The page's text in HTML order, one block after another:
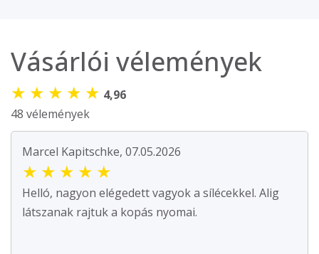
Vásárlói vélemények
★ ★ ★ ★ ★ 4,96
48 vélemények
Marcel Kapitschke, 07.05.2026
★ ★ ★ ★ ★
Helló, nagyon elégedett vagyok a sílécekkel. Alig
látszanak rajtuk a kopás nyomai.